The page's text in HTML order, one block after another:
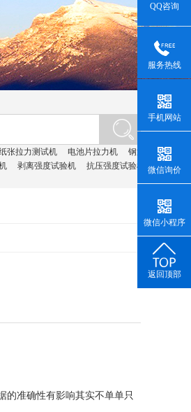
张拉力测试机 电池片拉力机
钢筋
剥离强度试验机
抗压强度试验机
的准确性有影响其实不单单只
QQ咨询
服务热线
手机网站
微信询价
微信小程序
返回顶部